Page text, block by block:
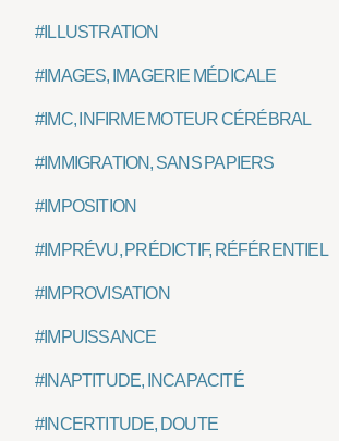
#ILLUSTRATION
#IMAGES, IMAGERIE MÉDICALE
#IMC, INFIRME MOTEUR CÉRÉBRAL
#IMMIGRATION, SANS PAPIERS
#IMPOSITION
#IMPRÉVU, PRÉDICTIF, RÉFÉRENTIEL
#IMPROVISATION
#IMPUISSANCE
#INAPTITUDE, INCAPACITÉ
#INCERTITUDE, DOUTE